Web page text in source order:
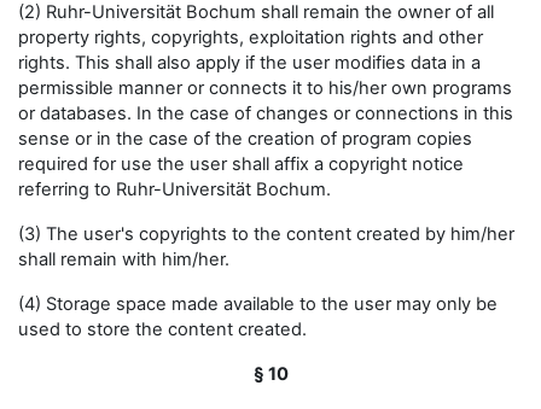
(2) Ruhr-Universität Bochum shall remain the owner of all
property rights, copyrights, exploitation rights and other
rights. This shall also apply if the user modifies data in a
permissible manner or connects it to his/her own programs
or databases. In the case of changes or connections in this
sense or in the case of the creation of program copies
required for use the user shall affix a copyright notice
referring to Ruhr-Universität Bochum.
(3) The user's copyrights to the content created by him/her
shall remain with him/her.
(4) Storage space made available to the user may only be
used to store the content created.
§ 10